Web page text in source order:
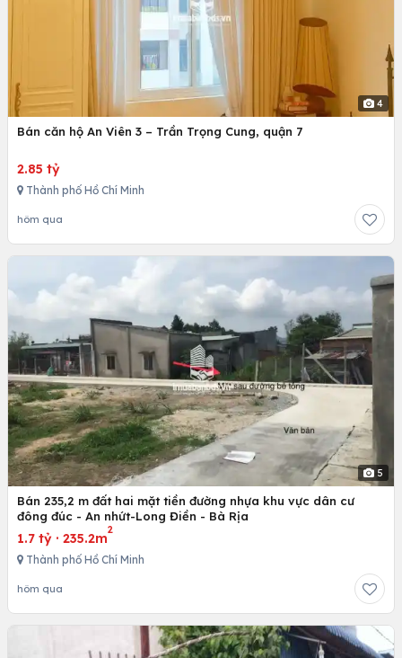
4
Bán căn hộ An Viên 3 – Trần Trọng Cung, quận 7
2.85 tỷ
Thành phố Hồ Chí Minh
hôm qua
5
Bán 235,2 m đất hai mặt tiền đường nhựa khu vực dân cư
đông đúc - An nhứt-Long Điền - Bà Rịa
1.7 tỷ · 235.2m
2
Thành phố Hồ Chí Minh
hôm qua